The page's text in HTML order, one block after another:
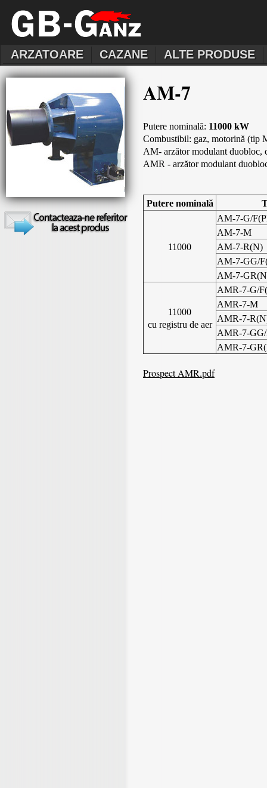
ARZATOARE CAZANE ALTE PRODUSE
AM-7
Putere nominală: 11000 kW
Combustibil: gaz, motorină (tip
AM- arzător modulant duobloc,
AMR - arzător modulant
Putere nominală
11000
AM-7-G/
AM-7-M
AM-7-R(N)
AM-7-GG/
AM-7-
11000
cu registru de aer
AMR-7-G/
AMR-7-M
AMR-7-
AMR-7-
AMR-7-
Prospect AMR.pdf